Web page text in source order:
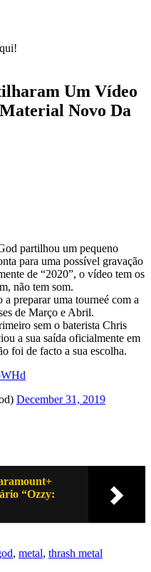
Um Vídeo
Novo Da
partilhou um pequeno
para uma possível gravação
de “2020”, o vídeo tem os
não tem som.
preparar uma tourneé com a
de Março e Abril.
sem o baterista Chris
a sua saída oficialmente em
foi de facto a sua escolha.
December 31, 2019
“Ozzy:
, metal, thrash metal